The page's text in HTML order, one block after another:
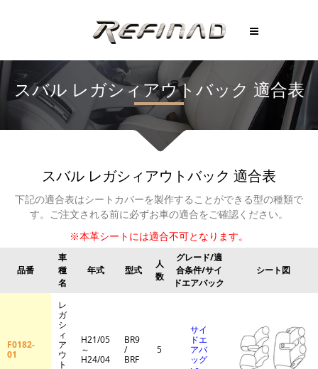
スバル レガシィアウトバック 適合表
スバル レガシィアウトバック 適合表
下記の適合表はシートカバーを製作することができる型の種類で
す。
ご注文される前に必ずお車の適合をご確認ください。
※本革シートには適合不可となります。
品番
車
種
名
年式 型式
人
数
グレード/適
合条件/サイ
ドエアバック
シート図
F0182-
01
レ
ガ
シ
ィ
ア
ウ
ト
H21/05
～
H24/04
BR9
/
BRF
5
サイ
ドエ
アバ
ッグ